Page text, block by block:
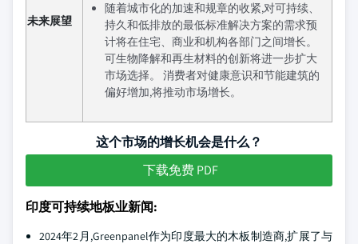
未来展望
随着城市化的加速和规章的收紧,对可持续、
持久和低排放的最低标准解决方案的需求预
计将在住宅、商业和机构各部门之间增长。
可生物降解和再生材料的创新将进一步扩大
市场选择。 消费者对健康意识和节能建筑的
偏好增加,将推动市场增长。
这个市场的增长机会是什么？
下载免费 PDF
印度可持续地板业新闻:
2024年2月,Greenpanel作为印度最大的木板制造商,扩展了与